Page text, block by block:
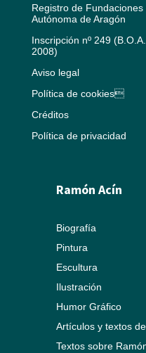
Registro de
Autónoma de Aragón
Inscripción nº 249
2008)
Aviso legal
Política de cookies
Créditos
Política de privacidad
Ramón Acín
Biografía
Pintura
Escultura
Ilustración
Humor Gráfico
Artículos y textos
Textos sobre